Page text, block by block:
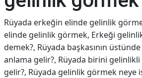
Rüyada erkeğin elinde gelinlik
elinde gelinlik görmek, Erkeği
demek?, Rüyada başkasının
anlama gelir?, Rüyada birini
gelir?, Rüyada gelinlik görmek neye